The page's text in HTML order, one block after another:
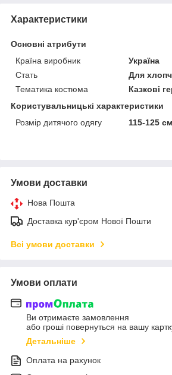
Характеристики
Основні атрибути
Країна виробник
Україна
Стать
Для
Тематика костюма
Казкові
Користувальницькі характеристики
Розмір дитячого одягу
115-125 см
Умови доставки
Нова Пошта
Доставка кур'єром Нової Пошти
Всі умови доставки
Умови оплати
Ви отримаєте замовлення
або гроші повернуться на вашу
Детальніше
Оплата на рахунок